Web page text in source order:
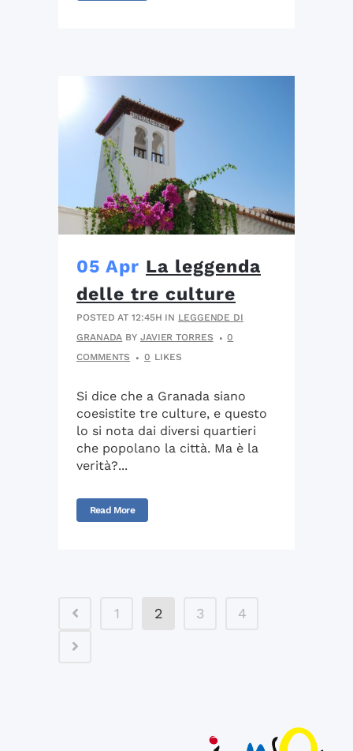
05 Apr La leggenda
delle tre culture
POSTED AT 12:45H IN LEGGENDE DI
GRANADA BY JAVIER TORRES
0
COMMENTS
0 LIKES
Si dice che a Granada siano
coesistite tre culture, e questo
lo si nota dai diversi quartieri
che popolano la città. Ma è la
verità?...
Read More
1 2 3 4